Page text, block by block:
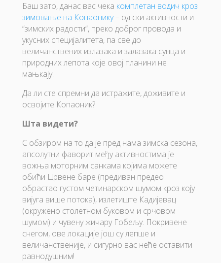
Баш зато, данас вас чека комплетан водич кроз
зимовање на Копаонику– од ски активности и
“зимских радости”, преко доброг провода и
укусних специјалитета, па све до
величанствених излазака и залазака сунца и
природних лепота које овој планини не
мањкају.
Да ли сте спремни да истражите, доживите и
освојите Копаоник?
Шта видети?
С обзиром на то да је пред нама зимска сезона,
апсолутни фаворит међу активностима је
вожња моторним санкама којима можете
обићи Црвене баре (предиван предео
обрастао густом четинарском шумом кроз коју
вијуга више потока), излетиште Кадијевац
(окружено столетном буковом и срчовом
шумом) и чувену жичару Гобељу. Покривене
снегом, ове локације још су лепше и
величанственије, и сигурно вас неће оставити
равнодушним!